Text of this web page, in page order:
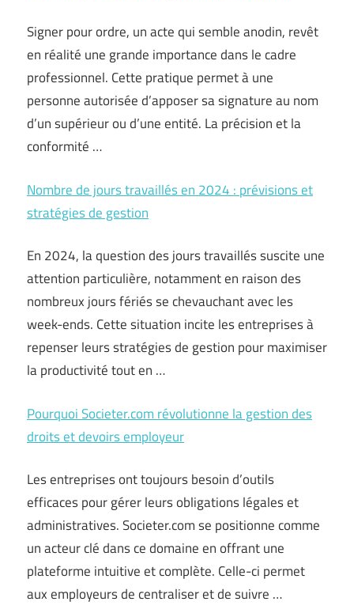
Signer pour ordre, un acte qui semble anodin, revêt
en réalité une grande importance dans le cadre
professionnel. Cette pratique permet à une
personne autorisée d’apposer sa signature au nom
d’un supérieur ou d’une entité. La précision et la
conformité …
Nombre de jours travaillés en 2024 : prévisions et
stratégies de gestion
En 2024, la question des jours travaillés suscite une
attention particulière, notamment en raison des
nombreux jours fériés se chevauchant avec les
week-ends. Cette situation incite les entreprises à
repenser leurs stratégies de gestion pour maximiser
la productivité tout en …
Pourquoi Societer.com révolutionne la gestion des
droits et devoirs employeur
Les entreprises ont toujours besoin d’outils
efficaces pour gérer leurs obligations légales et
administratives. Societer.com se positionne comme
un acteur clé dans ce domaine en offrant une
plateforme intuitive et complète. Celle-ci permet
aux employeurs de centraliser et de suivre …